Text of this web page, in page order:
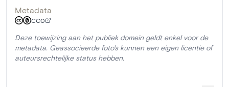
Metadata
CC0
Deze toewijzing aan het publiek domein geldt enkel voor de
metadata. Geassocieerde foto's kunnen een eigen licentie of
auteursrechtelijke status hebben.